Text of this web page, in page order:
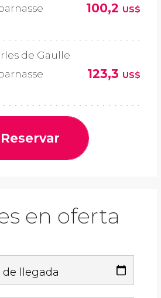
100,2 US$
de Gaulle
123,3 US$
Reservar
en oferta
de llegada